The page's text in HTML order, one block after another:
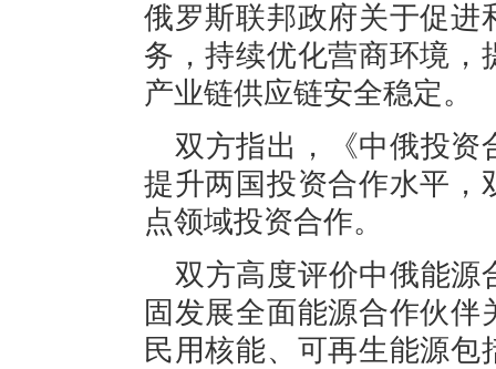
俄罗斯联邦政府关于促进
务，持续优化营商环境，
产业链供应链安全稳定。
双方指出，《中俄投资
提升两国投资合作水平，
点领域投资合作。
双方高度评价中俄能源
固发展全面能源合作伙
民用核能、可再生能源